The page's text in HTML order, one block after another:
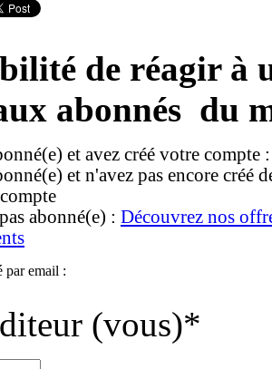
de réagir à
abonnés du
et avez créé votre compte
et n'avez pas encore créé
abonné(e) : Découvrez nos
par email :
(vous)*